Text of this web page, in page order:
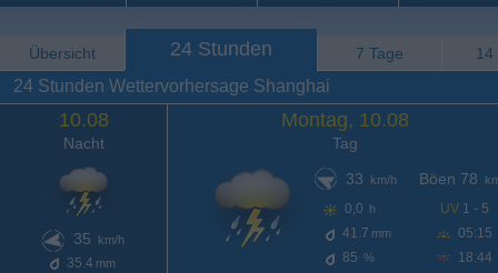
Übersicht 24 Stunden 7 Tage 14
24 Stunden Wettervorhersage Shanghai
10.08
Nacht
35 km/h
35.4 mm
Montag, 10.08
Tag
33
km/h
0,0 h
41.7 mm
85 %
Böen 78
UV 1 - 5
05:15
18:44